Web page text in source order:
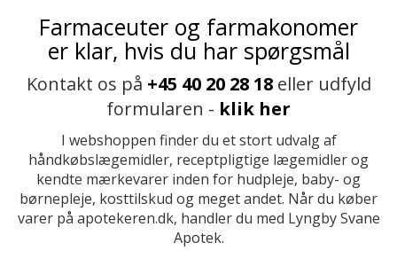
Farmaceuter og farmakonomer
er klar, hvis du har spørgsmål
Kontakt os på +45 40 20 28 18eller udfyld
formularen - klik her
I webshoppen finder du et stort udvalg af
håndkøbslægemidler, receptpligtige lægemidler og
kendte mærkevarer inden for hudpleje, baby- og
børnepleje, kosttilskud og meget andet. Når du køber
varer på apotekeren.dk, handler du med Lyngby Svane
Apotek.